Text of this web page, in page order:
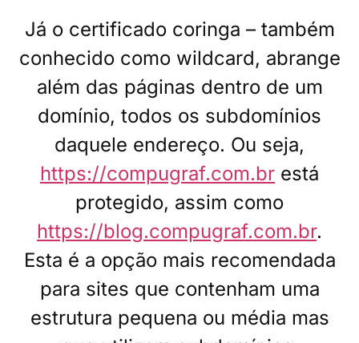
Já o certificado coringa – também
conhecido como wildcard, abrange
além das páginas dentro de um
domínio, todos os subdomínios
daquele endereço. Ou seja,
https://compugraf.com.br está
protegido, assim como
https://blog.compugraf.com.br.
Esta é a opção mais recomendada
para sites que contenham uma
estrutura pequena ou média mas